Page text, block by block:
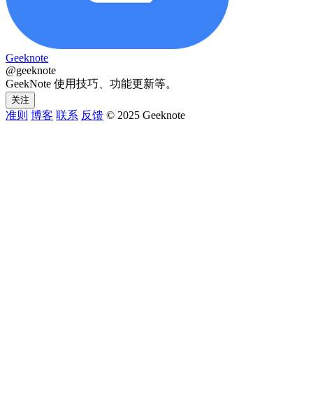
Geeknote
@geeknote
GeekNote 使用技巧、功能更新等。
关注
准则 博客 联系 反馈 © 2025 Geeknote